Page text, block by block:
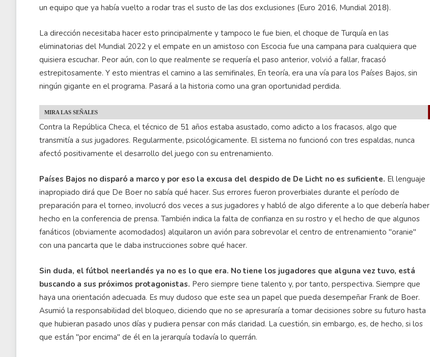
un equipo que ya había vuelto a rodar tras el susto de las dos exclusiones (Euro 2016, Mundial 2018).
La dirección necesitaba hacer esto principalmente y tampoco le fue bien, el choque de Turquía en las
eliminatorias del Mundial 2022 y el empate en un amistoso con Escocia fue una campana para cualquiera que
quisiera escuchar. Peor aún, con lo que realmente se requería el paso anterior, volvió a fallar, fracasó
estrepitosamente. Y esto mientras el camino a las semifinales, En teoría, era una vía para los Países Bajos, sin
ningún gigante en el programa. Pasará a la historia como una gran oportunidad perdida.
MIRA LAS SEÑALES
Contra la República Checa, el técnico de 51 años estaba asustado, como adicto a los fracasos, algo que
transmitía a sus jugadores. Regularmente, psicológicamente. El sistema no funcionó con tres espaldas, nunca
afectó positivamente el desarrollo del juego con su entrenamiento.
Países Bajos no disparó a marco y por eso la excusa del despido de De Licht no es suficiente. El lenguaje
inapropiado dirá que De Boer no sabía qué hacer. Sus errores fueron proverbiales durante el período de
preparación para el torneo, involucró dos veces a sus jugadores y habló de algo diferente a lo que debería haber
hecho en la conferencia de prensa. También indica la falta de confianza en su rostro y el hecho de que algunos
fanáticos (obviamente acomodados) alquilaron un avión para sobrevolar el centro de entrenamiento "oranie"
con una pancarta que le daba instrucciones sobre qué hacer.
Sin duda, el fútbol neerlandés ya no es lo que era. No tiene los jugadores que alguna vez tuvo, está
buscando a sus próximos protagonistas. Pero siempre tiene talento y, por tanto, perspectiva. Siempre que
haya una orientación adecuada. Es muy dudoso que este sea un papel que pueda desempeñar Frank de Boer.
Asumió la responsabilidad del bloqueo, diciendo que no se apresuraría a tomar decisiones sobre su futuro hasta
que hubieran pasado unos días y pudiera pensar con más claridad. La cuestión, sin embargo, es, de hecho, si los
que están "por encima" de él en la jerarquía todavía lo querrán.